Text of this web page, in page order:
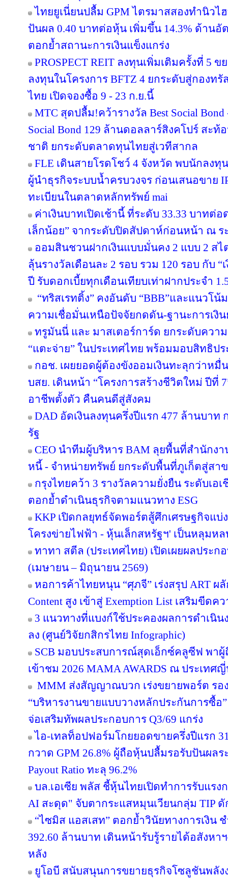
ไทยยูเนี่ยนปลื้ม GPM ไตรมาสสองทำนิวไ
ปันผล 0.40 บาทต่อหุ้น เพิ่มขึ้น 14.3% ด้านอั
ตอกย้ำสถานะการเงินแข็งแกร่ง
PROSPECT REIT ลงทุนเพิ่มเติมครั้งที่ 5
ลงทุนในโครงการ BFTZ 4 ยกระดับสู่กองท
ไทย เปิดจองซื้อ 9 - 23 ก.ย.นี้
MTC สุดปลื้ม!คว้ารางวัล Best Social
Social Bond 129 ล้านดอลลาร์สิงคโปร์ สะ
ชาติ ยกระดับตลาดทุนไทยสู่เวทีสากล
FLE เดินสายโรดโชว์ 4 จังหวัด พบนักลง
ผู้นำธุรกิจระบบน้ำครบวงจร ก่อนเสนอขาย
ทะเบียนในตลาดหลักทรัพย์ mai
ค่าเงินบาทเปิดเช้านี้ ที่ระดับ 33.33 บาทต่
เล็กน้อย” จากระดับปิดสัปดาห์ก่อนหน้า ณ ร
ออมสินชวนฝากเงินแบบมั่นคง 2 แบบ 2 สไ
ลุ้นรางวัลเดือนละ 2 รอบ รวม 120 รอบ กับ
ปี รับดอกเบี้ยทุกเดือนเทียบเท่าฝากประจำ
“ทริสเรทติ้ง” คงอันดับ “BBB”และแนวโน้
ความเชื่อมั่นเหนือปัจจัยกดดัน-ฐานะการเงิน
ทรูมันนี่ และ มาสเตอร์การ์ด ยกระดับควา
“แตะจ่าย” ในประเทศไทย พร้อมมอบสิทธิป
กอช. เผยยอดผู้ต้องขังออมเงินทะลุกว่าห
บสย. เดินหน้า “โครงการสร้างชีวิตใหม่ ปีที่
อาชีพตั้งตัว คืนคนดีสู่สังคม
DAD อัดเงินลงทุนครึ่งปีแรก 477 ล้านบาท
รัฐ
CEO นำทีมผู้บริหาร BAM ลุยพื้นที่สำนักงา
หนี้ - จำหน่ายทรัพย์ ยกระดับพื้นที่ภูเก็ตสู่ส
กรุงไทยคว้า 3 รางวัลความยั่งยืน ระดับเอเ
ตอกย้ำดำเนินธุรกิจตามแนวทาง ESG
KKP เปิดกลยุทธ์จัดพอร์ตสู้ศึกเศรษฐกิจแบ่
โครงข่ายไฟฟ้า - หุ้นเล็กสหรัฐฯ' เป็นหลุมห
ทาทา สตีล (ประเทศไทย) เปิดเผยผลประก
(เมษายน – มิถุนายน 2569)
หอการค้าไทยหนุน “ศุภจี” เร่งสรุป ART
Content สูง เข้าสู่ Exemption List เสริมขีด
3 แนวทางที่แบงก์ใช้ประคองผลการดำเนิ
ลง (ศูนย์วิจัยกสิกรไทย Infographic)
SCB มอบประสบการณ์สุดเอ็กซ์คลูซีฟ พาผู้
เข้าชม 2026 MAMA AWARDS ณ ประเท
MMM ส่งสัญญาณบวก เร่งขยายพอร์ต รอ
“บริหารงานขายแบบวางหลักประกันการซื้อ
จ่อเสริมทัพผลประกอบการ Q3/69 แกร่ง
ไอ-เทลท็อปฟอร์มโกยยอดขายครึ่งปีแรก
กวาด GPM 26.8% ผู้ถือหุ้นปลื้มรอรับปันผล
Payout Ratio ทะลุ 96.2%
บล.เอเซีย พลัส ชี้หุ้นไทยเปิดทำการรับแร
AI สะดุด" จับตากระแสหมุนเวียนกลุ่ม TIP ดั
“ไซมิส แอสเสท” ตอกย้ำวินัยทางการเงิน
392.60 ล้านบาท เดินหน้ารับรู้รายได้อสังหา
หลัง
ยูโอบี สนับสนุนการขยายธุรกิจโซลูชันพลังง